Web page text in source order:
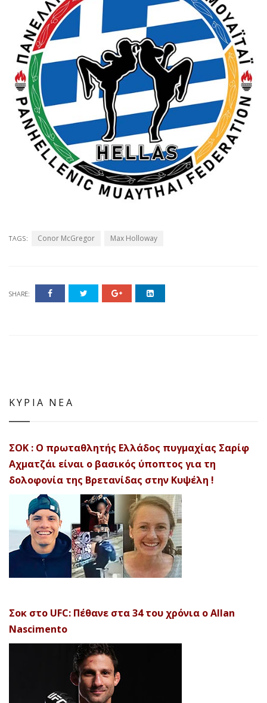
TAGS: Conor McGregor Max Holloway
SHARE:
ΚΥΡΙΑ ΝΕΑ
ΣΟΚ : Ο πρωταθλητής Ελλάδος πυγμαχίας Σαρίφ
Αχματζάι είναι ο βασικός ύποπτος για τη
δολοφονία της Βρετανίδας στην Κυψέλη !
Σοκ στο UFC: Πέθανε στα 34 του χρόνια ο Allan
Nascimento